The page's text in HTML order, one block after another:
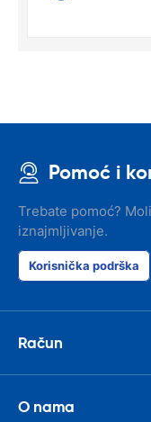
Pomoć i
Trebate pomoć?
iznajmljivanje.
Korisnička podrška
Račun
O nama